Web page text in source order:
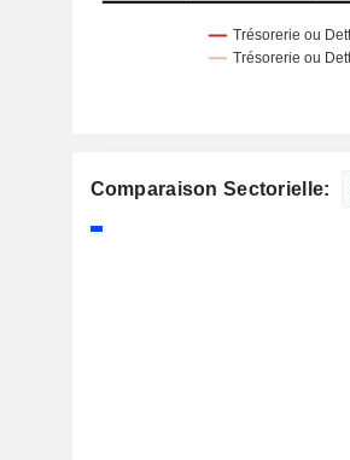
Comparaison Sectorielle: